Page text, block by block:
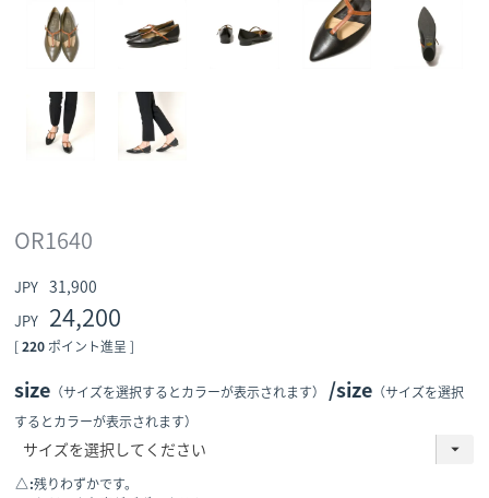
OR1640
31,900
24,200
[ 220 ポイント進呈 ]
size （サイズを選択するとカラーが表示されます） size （サイズを選択
するとカラーが表示されます）
△ 残りわずかです。